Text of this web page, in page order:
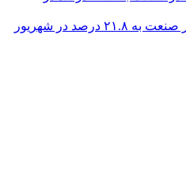
افزایش تورم تولیدکننده در صنعت به ۲۱.۸ درصد در شهریور